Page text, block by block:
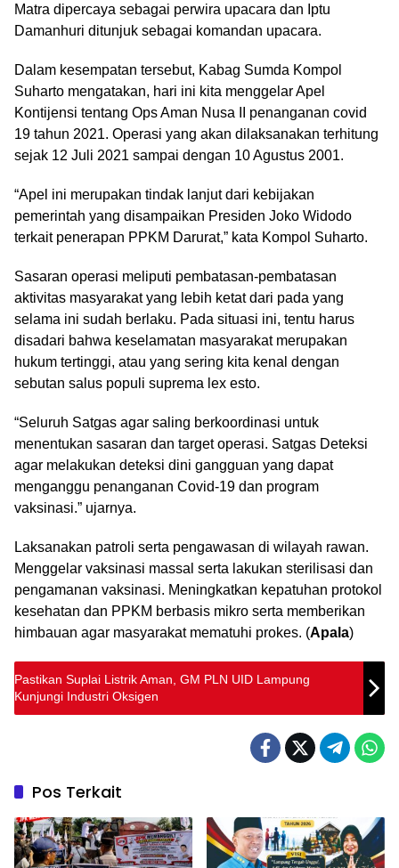
Matra dipercaya sebagai perwira upacara dan Iptu
Damanhuri ditunjuk sebagai komandan upacara.
Dalam kesempatan tersebut, Kabag Sumda Kompol
Suharto mengatakan, hari ini kita menggelar Apel
Kontijensi tentang Ops Aman Nusa II penanganan covid
19 tahun 2021. Operasi yang akan dilaksanakan terhitung
sejak 12 Juli 2021 sampai dengan 10 Agustus 2001.
“Apel ini merupakan tindak lanjut dari kebijakan
pemerintah yang disampaikan Presiden Joko Widodo
terkait penerapan PPKM Darurat,” kata Kompol Suharto.
Sasaran operasi meliputi pembatasan-pembatasan
aktivitas masyarakat yang lebih ketat dari pada yang
selama ini sudah berlaku. Pada situasi ini, tentu harus
disadari bahwa keselamatan masyarakat merupakan
hukum tertinggi, atau yang sering kita kenal dengan
sebutan salus populi suprema lex esto.
“Seluruh Satgas agar saling berkoordinasi untuk
menentukan sasaran dan target operasi. Satgas Deteksi
agar melakukan deteksi dini gangguan yang dapat
menganggu penanganan Covid-19 dan program
vaksinasi.” ujarnya.
Laksanakan patroli serta pengawasan di wilayah rawan.
Menggelar vaksinasi massal serta lakukan sterilisasi dan
pengamanan vaksinasi. Meningkatkan kepatuhan protokol
kesehatan dan PPKM berbasis mikro serta memberikan
himbauan agar masyarakat mematuhi prokes. (Apala)
Pastikan Suplai Listrik Aman, GM PLN UID Lampung
Kunjungi Industri Oksigen
Pos Terkait